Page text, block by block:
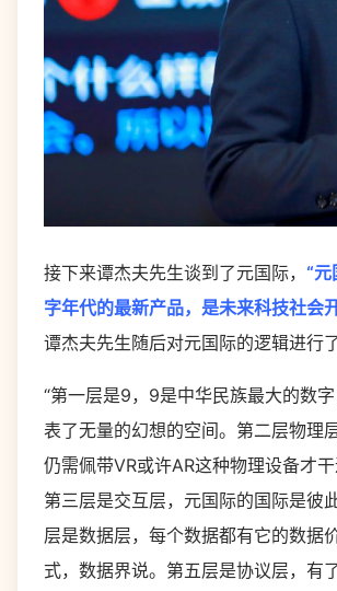
接下来谭杰夫先生谈到了元国际， “
字年代的最新产品，是未来科技社会
谭杰夫先生随后对元国际的逻辑进行
“第一层是9，9是中华民族最大的数
表了无量的幻想的空间。第二层物理
仍需佩带VR或许AR这种物理设备才干
第三层是交互层，元国际的国际是彼
层是数据层，每个数据都有它的数据
式，数据界说。第五层是协议层，有